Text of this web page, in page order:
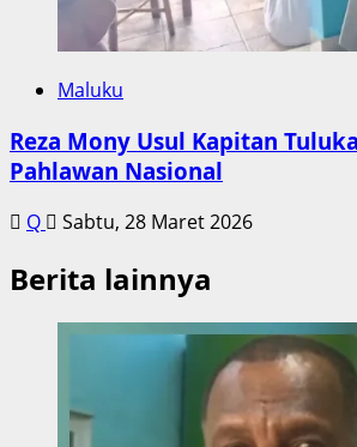
Maluku
Reza Mony Usul Kapitan
Pahlawan Nasional
Q Sabtu, 28 Maret 2026
Berita lainnya